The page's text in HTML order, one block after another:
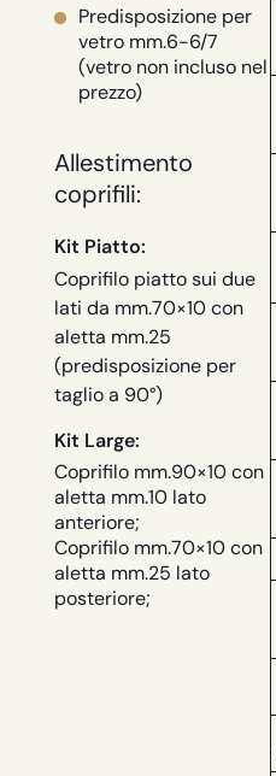
Predisposizione per
vetro mm.6-6/7
(vetro non incluso nel
prezzo)
Allestimento
coprifili:
Kit Piatto:
Coprifilo piatto sui due
lati da mm.70×10 con
aletta mm.25
(predisposizione per
taglio a 90°)
Kit Large:
Coprifilo mm.90×10 con
aletta mm.10 lato
anteriore;
Coprifilo mm.70×10 con
aletta mm.25 lato
posteriore;